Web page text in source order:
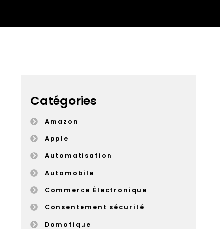
Catégories
Amazon
Apple
Automatisation
Automobile
Commerce Électronique
Consentement sécurité
Domotique